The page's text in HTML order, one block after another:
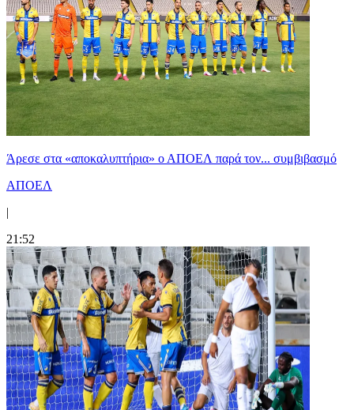
Άρεσε στα «αποκαλυπτήρια» ο ΑΠΟΕΛ παρά τον... συμβιβασμό
ΑΠΟΕΛ
|
21:52